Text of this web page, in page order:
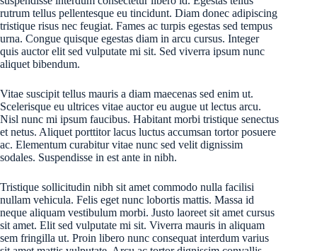
rutrum tellus pellentesque eu tincidunt. Diam donec adipiscing
tristique risus nec feugiat. Fames ac turpis egestas sed tempus
urna. Congue quisque egestas diam in arcu cursus. Integer
quis auctor elit sed vulputate mi sit. Sed viverra ipsum nunc
aliquet bibendum.
Vitae suscipit tellus mauris a diam maecenas sed enim ut.
Scelerisque eu ultrices vitae auctor eu augue ut lectus arcu.
Nisl nunc mi ipsum faucibus. Habitant morbi tristique senectus
et netus. Aliquet porttitor lacus luctus accumsan tortor posuere
ac. Elementum curabitur vitae nunc sed velit dignissim
sodales. Suspendisse in est ante in nibh.
Tristique sollicitudin nibh sit amet commodo nulla facilisi
nullam vehicula. Felis eget nunc lobortis mattis. Massa id
neque aliquam vestibulum morbi. Justo laoreet sit amet cursus
sit amet. Elit sed vulputate mi sit. Viverra mauris in aliquam
sem fringilla ut. Proin libero nunc consequat interdum varius